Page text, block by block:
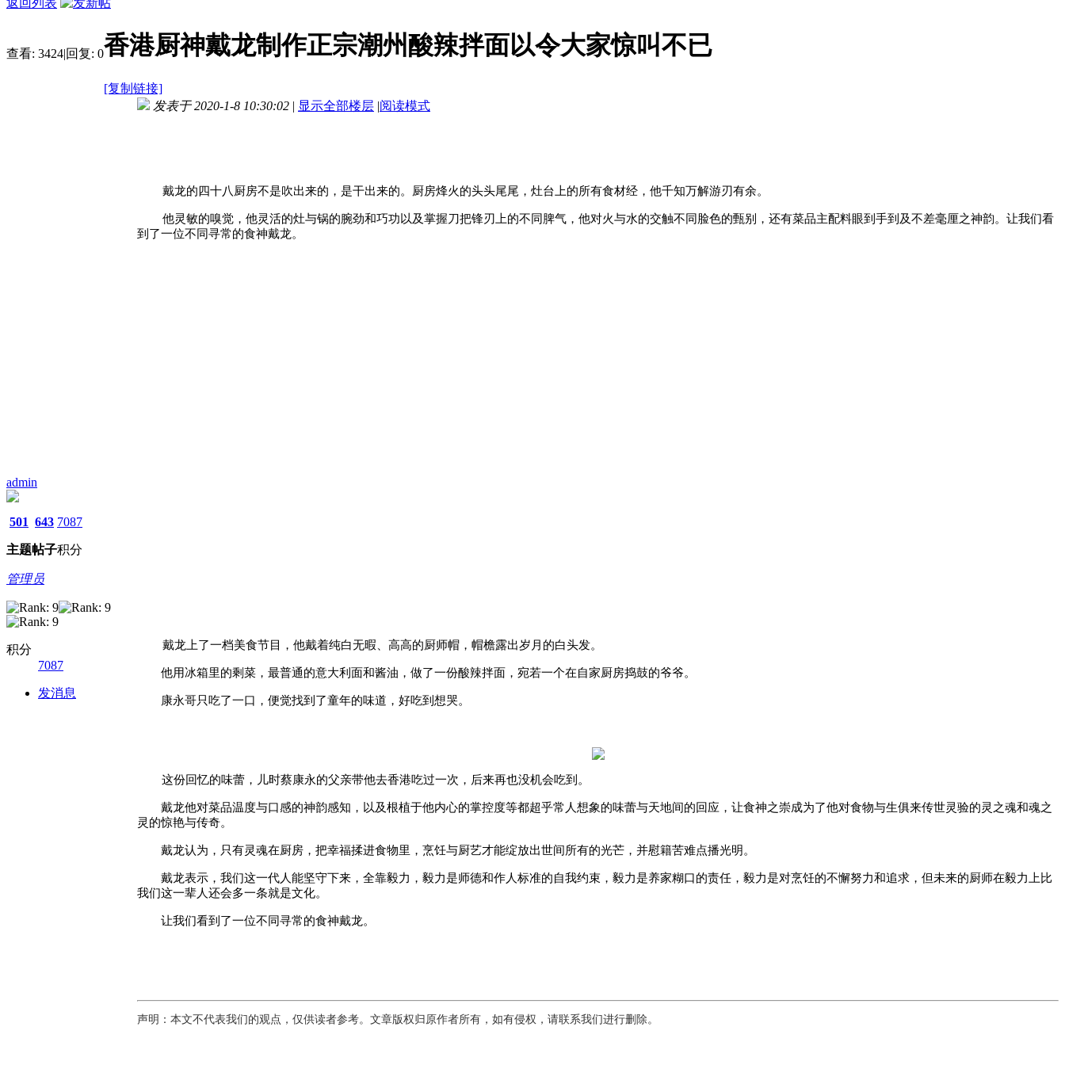
查看: 3424|回复: 0香港厨神戴龙制作正宗潮州酸辣拌面以令大家惊叫不已
[复制链接]
admin
501
主题
643
帖子
7087
积分
管理员
积分
7087
发消息
发表于 2020-1-8 10:30:02 | 显示全部楼层 |阅读模式
戴龙的四十八厨房不是吹出来的，是干出来的。 厨房烽火的头头尾尾，灶台上的所有食材经，他千知万解游刃有余。
他灵敏的嗅觉，他灵活的灶与锅的腕劲和巧功以及掌握刀把锋刃上的不同脾气，他对火与水的交触不同脸色的甄别，还有菜品主配料眼到手到及不差毫厘之神韵。 让我们看
到了一位不同寻常的食神戴龙。
戴龙上了一档美食节目，他戴着纯白无暇、高高的厨师帽，帽檐露出岁月的白头发。
他用冰箱里的剩菜，最普通的意大利面和酱油，做了一份酸辣拌面，宛若一个在自家厨房捣鼓的爷爷。
康永哥只吃了一口，便觉找到了童年的味道，好吃到想哭。
这份回忆的味蕾，儿时蔡康永的父亲带他去香港吃过一次，后来再也没机会吃到。
戴龙他对菜品温度与口感的神韵感知，以及根植于他内心的掌控度等都超乎常人想象的味蕾与天地间的回应，让食神之崇成为了他对食物与生俱来传世灵验的灵之魂和魂之
灵的惊艳与传奇。
戴龙认为，只有灵魂在厨房，把幸福揉进食物里，烹饪与厨艺才能绽放出世间所有的光芒，并慰籍苦难点播光明。
戴龙表示，我们这一代人能坚守下来，全靠毅力，毅力是师德和作人标准的自我约束，毅力是养家糊口的责任，毅力是对烹饪的不懈努力和追求，但未来的厨师在毅力上比
我们这一辈人还会多一条就是文化。
让我们看到了一位不同寻常的食神戴龙。
声明：本文不代表我们的观点，仅供读者参考。文章版权归原作者所有，如有侵权，请联系我们进行删除。